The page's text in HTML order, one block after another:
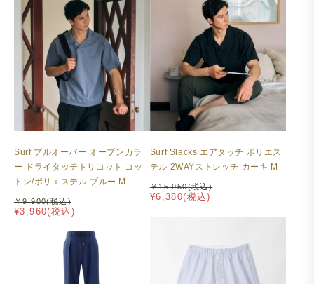
Surf プルオーバー オープンカラ
ー ドライタッチトリコット コッ
トン/ポリエステル ブルー M
¥3,960(税込)
￥9,900(税込)
Surf Slacks エアタッチ ポリエス
テル 2WAYストレッチ カーキ M
¥6,380(税込)
￥15,950(税込)